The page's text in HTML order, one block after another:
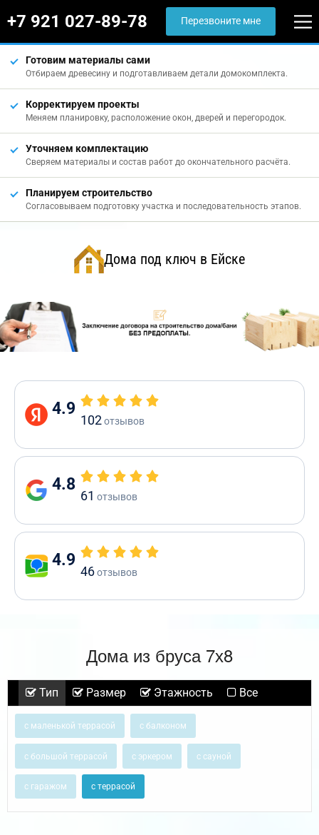
+7 921 027-89-78 Перезвоните мне
Готовим материалы сами
Отбираем древесину и подготавливаем детали домокомплекта.
Корректируем проекты
Меняем планировку, расположение окон, дверей и перегородок.
Уточняем комплектацию
Сверяем материалы и состав работ до окончательного расчёта.
Планируем строительство
Согласовываем подготовку участка и последовательность этапов.
Дома под ключ в Ейске
4.9
102отзывов
4.8
61 отзывов
4.9
46отзывов
Дома из бруса 7х8
Тип Размер Этажность Все
с маленькой террасой с балконом
с большой террасой с эркером с сауной
с гаражом с террасой